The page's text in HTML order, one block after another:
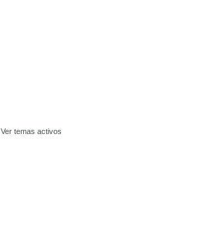
Ver temas activos